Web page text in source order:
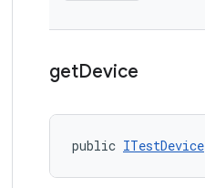
getDevice
public ITestDevice